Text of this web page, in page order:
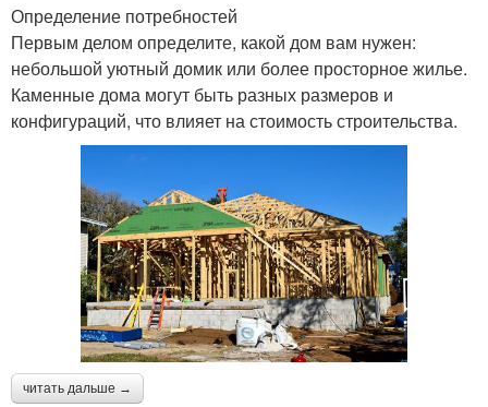
Определение потребностей
Первым делом определите, какой дом вам нужен:
небольшой уютный домик или более просторное жилье.
Каменные дома могут быть разных размеров и
конфигураций, что влияет на стоимость строительства.
читать дальше →